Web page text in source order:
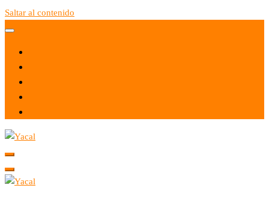
Saltar al contenido